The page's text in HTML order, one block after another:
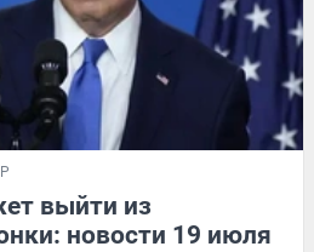
выйти из
новости 19 июля